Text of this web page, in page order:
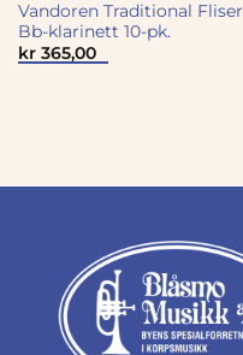
Vandoren Traditional Fliser
Bb-klarinett 10-pk.
kr365,00